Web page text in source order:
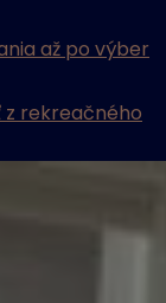
až po výber
rekreačného